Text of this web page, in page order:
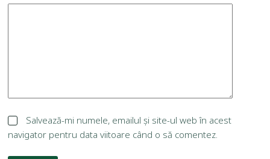
Salvează-mi numele, emailul și site-ul web în acest
navigator pentru data viitoare când o să comentez.